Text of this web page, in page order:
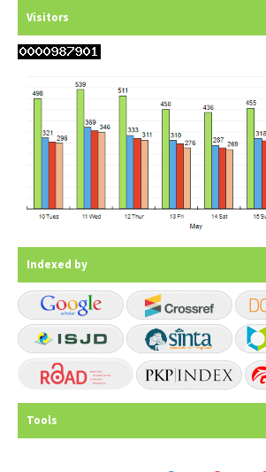
Visitors
Indexed by
Tools